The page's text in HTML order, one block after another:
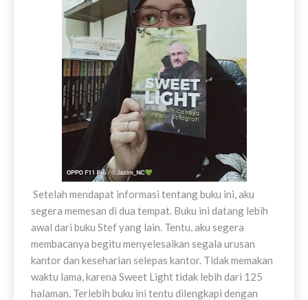
Setelah mendapat informasi tentang buku ini, aku
segera memesan di dua tempat. Buku ini datang lebih
awal dari buku Stef yang lain. Tentu, aku segera
membacanya begitu menyelesaikan segala urusan
kantor dan keseharian selepas kantor. Tidak memakan
waktu lama, karena Sweet Light tidak lebih dari 125
halaman. Terlebih buku ini tentu dilengkapi dengan